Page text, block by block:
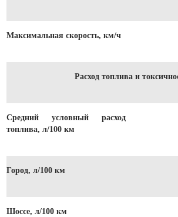
Максимальная скорость, км/ч
Расход топлива и
Средний условный расход
топлива, л/100 км
Город, л/100 км
Шоссе, л/100 км